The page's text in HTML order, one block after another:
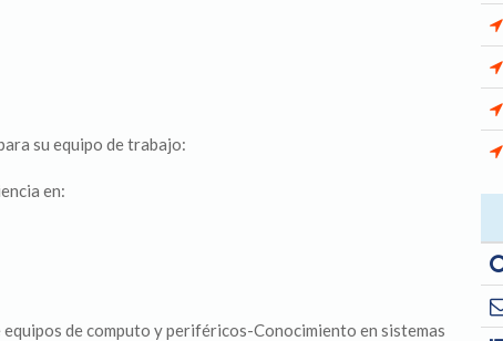
su equipo de trabajo:
en:
de computo y periféricos-Conocimiento en sistemas